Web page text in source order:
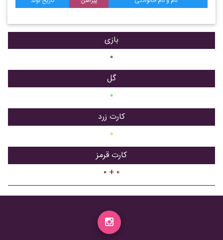
بازی
۰
گل
۰
کارت زرد
۰
کارت قرمز
۰ + ۰